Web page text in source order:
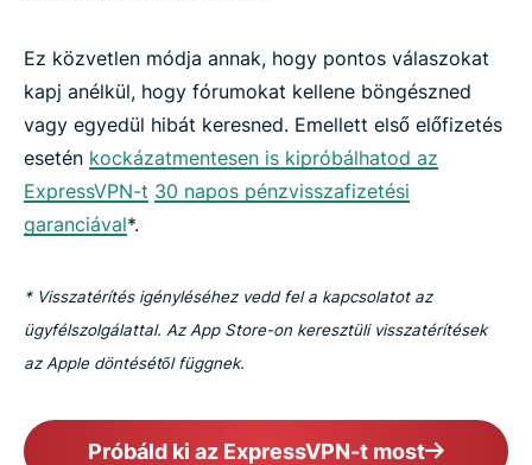
Ez közvetlen módja annak, hogy pontos válaszokat
kapj anélkül, hogy fórumokat kellene böngészned
vagy egyedül hibát keresned. Emellett első előfizetés
esetén kockázatmentesen is kipróbálhatod az
ExpressVPN-t 30 napos pénzvisszafizetési
garanciával*.
* Visszatérítés igényléséhez vedd fel a kapcsolatot az
ügyfélszolgálattal. Az App Store-on keresztüli visszatérítések
az Apple döntésétől függnek.
Próbáld ki az ExpressVPN-t most